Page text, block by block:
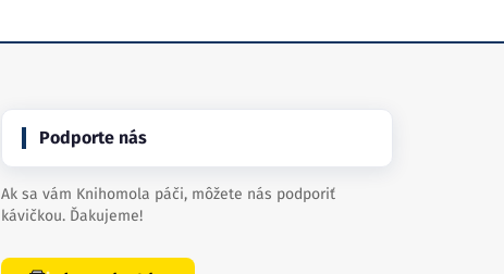
Podporte nás
Ak sa vám Knihomola páči, môžete nás podporiť
kávičkou. Ďakujeme!